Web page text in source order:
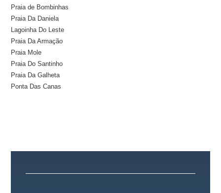
Praia de Bombinhas
Praia Da Daniela
Lagoinha Do Leste
Praia Da Armação
Praia Mole
Praia Do Santinho
Praia Da Galheta
Ponta Das Canas